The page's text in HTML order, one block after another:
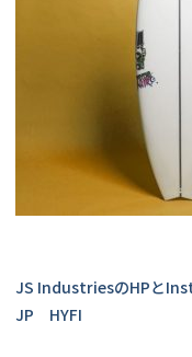
JS IndustriesのHPと
JP　HYFI